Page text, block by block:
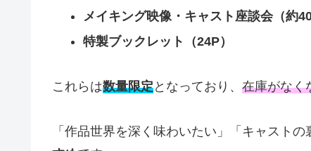
メイキング映像・キャスト座談会（約40
特製ブックレット（24P）
これらは数量限定となっており、 在庫がなく
「作品世界を深く味わいたい」「キャスト